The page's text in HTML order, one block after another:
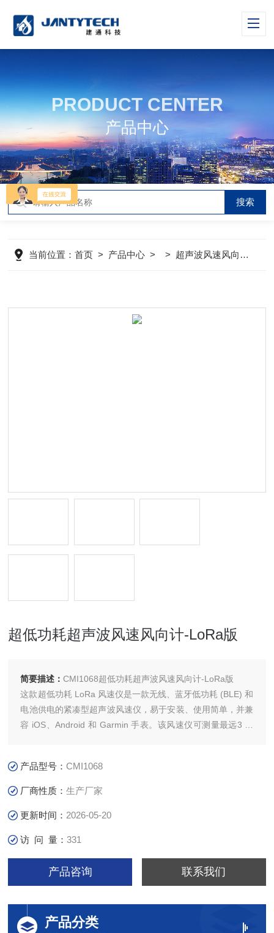
PRODUCT CENTER
产品中心
当前位置：首页 > 产品中心 > > 超声波风速风向传感器
超低功耗超声波风速风向计-LoRa版
简要描述：CMI1068超低功耗超声波风速风向计-LoRa版
这款超低功耗 LoRa 风速仪是一款无线、蓝牙低功耗 (BLE) 和
电池供电的紧凑型超声波风速仪，易于安装、使用简单，并兼
容 iOS、Android 和 Garmin 手表。该风速仪可测量最远3 公
产品型号：CMI1068
厂商性质：生产厂家
更新时间： 2026-05-20
访 问 量：331
产品咨询 联系我们
产品分类